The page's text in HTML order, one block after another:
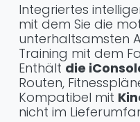
Integriertes
mit dem Sie die
unterhaltsamsten
Training mit dem
Enthält die
Routen,
Kompatibel mit
nicht im